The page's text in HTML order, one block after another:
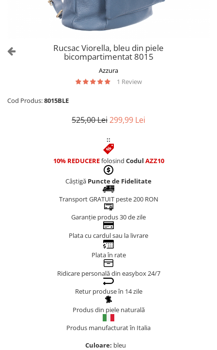
Genți Albe
Genți Bordo
Rucsac Viorella, bleu din piele
bicompartimentat 8015
Azzura
1 Review
Cod Produs:8015BLE
525,00 Lei299,99 Lei
::
10% REDUCEREfolosind Codul AZZ10
Câștigă Puncte de Fidelitate
Transport GRATUIT peste 200 RON
Garanție produs 30 de zile
Plata cu cardul sau la livrare
Plata în rate
Ridicare personală din easybox 24/7
Retur produse în 14 zile
Produs din piele naturală
Produs manufacturat în Italia
Culoare: bleu